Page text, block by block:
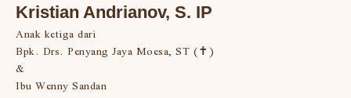
Kristian Andrianov, S. IP
Anak ketiga dari
Bpk. Drs. Penyang Jaya Moesa, ST (✝)
&
Ibu Wenny Sandan